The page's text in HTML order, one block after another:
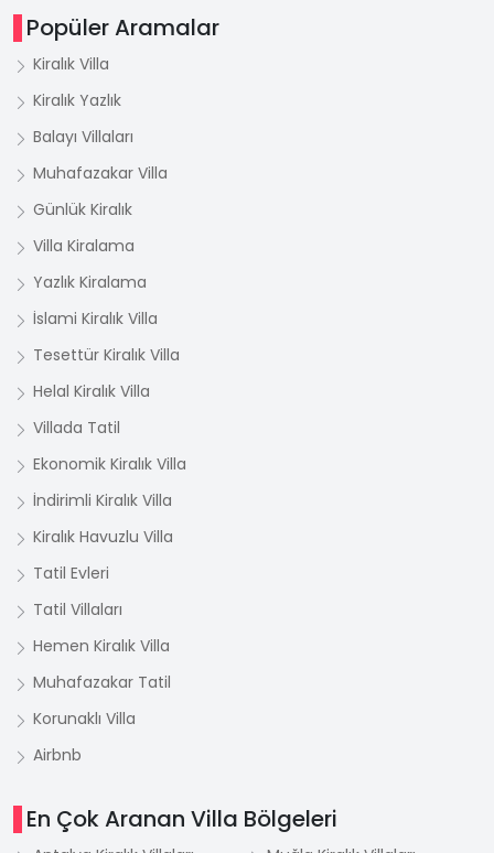
Popüler Aramalar
Kiralık Villa
Kiralık Yazlık
Balayı Villaları
Muhafazakar Villa
Günlük Kiralık
Villa Kiralama
Yazlık Kiralama
İslami Kiralık Villa
Tesettür Kiralık Villa
Helal Kiralık Villa
Villada Tatil
Ekonomik Kiralık Villa
İndirimli Kiralık Villa
Kiralık Havuzlu Villa
Tatil Evleri
Tatil Villaları
Hemen Kiralık Villa
Muhafazakar Tatil
Korunaklı Villa
Airbnb
En Çok Aranan Villa Bölgeleri